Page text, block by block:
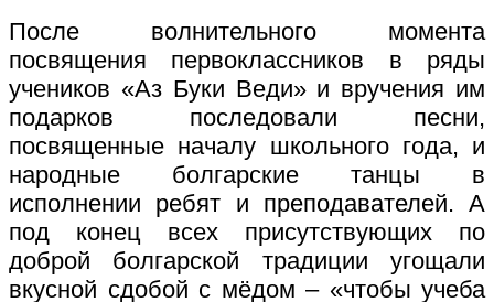
После волнительного момента
посвящения первоклассников в ряды
учеников «Аз Буки Веди» и вручения им
подарков последовали песни,
посвященные началу школьного года, и
народные болгарские танцы в
исполнении ребят и преподавателей. А
под конец всех присутствующих по
доброй болгарской традиции угощали
вкусной сдобой с мёдом – «чтобы учеба